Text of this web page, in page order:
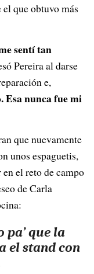
que obtuvo más
sentí tan
Pereira al darse
e,
Esa nunca fue mi
que nuevamente
unos espaguetis,
el reto de campo
de Carla
pa’ que la
el stand con